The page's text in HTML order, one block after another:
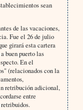
sean
de las vacaciones,
Fue el 26 de julio
girará esta cartera
buen puerto las
En el
(relacionados con la
retribución adicional,
entre